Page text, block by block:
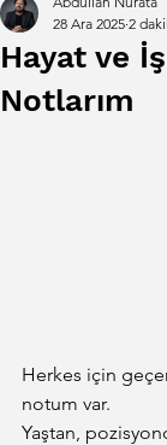
Hayat ve
Notlarım
28 Ara 2025 2
Herkes için
notum var.
Yaştan,